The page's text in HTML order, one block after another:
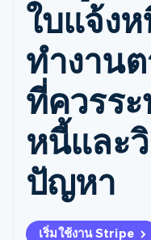
การชำระเงิน
เขียนโค้ด
Checkout
UI การชำระ
เงินสำเร็จรูป
Elements
องค์ประกอบ UI
ที่ยืดหยุ่น
วิธีการชำระ
เข้าถึงได้
มากกว่า 125
รายการ
Authorization
Boost
ยกระดับการ
ตามก
การค้
อีคอม
บริก
รวมใ
การท
การเ
ธุรกิจ
การช
คู่มือ
รับก
ติดตั้ง
สำเร็
สร้าง
มาร์เ
จัดการ
รองรับ
การส
รับกา
แพ็ก
รับกา
บริการ
การป
ใบแจ้ง
ทำงาน
ที่ควรร
หนี้และ
ปัญหา
เริ่มใช้งาน Stripe